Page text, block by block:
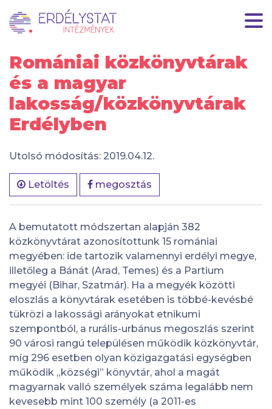
Romániai közkönyvtárak
és a magyar
lakosság/közkönyvtárak
Erdélyben
Utolsó módosítás: 2019.04.12.
Letöltés megosztás
A bemutatott módszertan alapján 382
közkönyvtárat azonosítottunk 15 romániai
megyében: ide tartozik valamennyi erdélyi megye,
illetőleg a Bánát (Arad, Temes) és a Partium
megyéi (Bihar, Szatmár). Ha a megyék közötti
eloszlás a könyvtárak esetében is többé-kevésbé
tükrözi a lakossági arányokat etnikumi
szempontból, a rurális-urbánus megoszlás szerint
90 városi rangú településen működik közkönyvtár,
míg 296 esetben olyan közigazgatási egységben
működik „községi” könyvtár, ahol a magát
magyarnak valló személyek száma legalább nem
kevesebb mint 100 személy (a 2011-es